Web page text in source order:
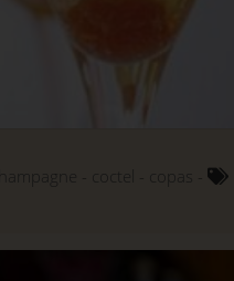
champagne coctel